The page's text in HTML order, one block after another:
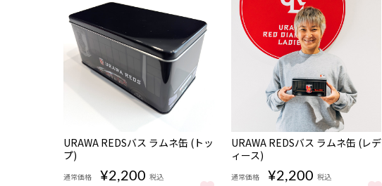
URAWA REDSバス ラムネ缶 (トッ
プ)
通常価格 ¥2,200 税込
URAWA REDSバス ラムネ缶 (レデ
ィース)
通常価格 ¥2,200 税込